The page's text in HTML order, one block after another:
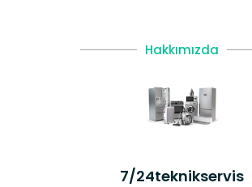
Hakkımızda
7/24teknikservis